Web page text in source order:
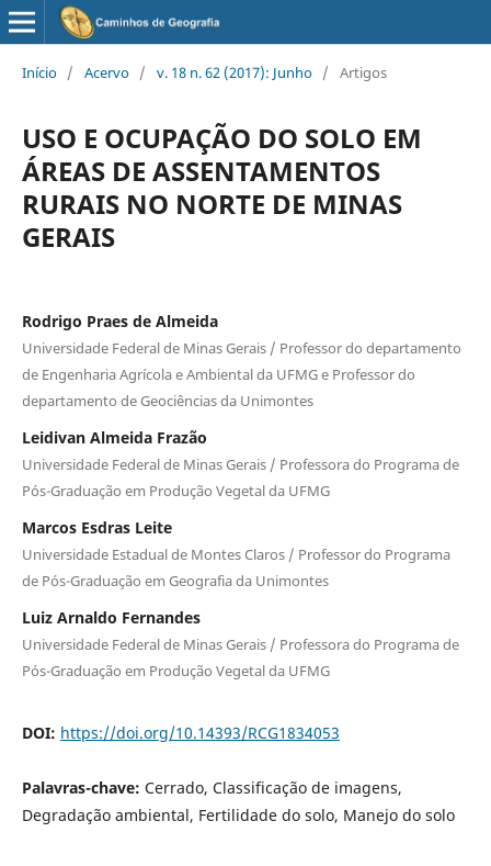
Início / Acervo / v. 18 n. 62 (2017): Junho / Artigos
USO E OCUPAÇÃO DO SOLO EM
ÁREAS DE ASSENTAMENTOS
RURAIS NO NORTE DE MINAS
GERAIS
Rodrigo Praes de Almeida
Universidade Federal de Minas Gerais / Professor do departamento
de Engenharia Agrícola e Ambiental da UFMG e Professor do
departamento de Geociências da Unimontes
Leidivan Almeida Frazão
Universidade Federal de Minas Gerais / Professora do Programa de
Pós-Graduação em Produção Vegetal da UFMG
Marcos Esdras Leite
Universidade Estadual de Montes Claros / Professor do Programa
de Pós-Graduação em Geografia da Unimontes
Luiz Arnaldo Fernandes
Universidade Federal de Minas Gerais / Professora do Programa de
Pós-Graduação em Produção Vegetal da UFMG
DOI: https://doi.org/10.14393/RCG1834053
Palavras-chave: Cerrado, Classificação de imagens,
Degradação ambiental, Fertilidade do solo, Manejo do solo